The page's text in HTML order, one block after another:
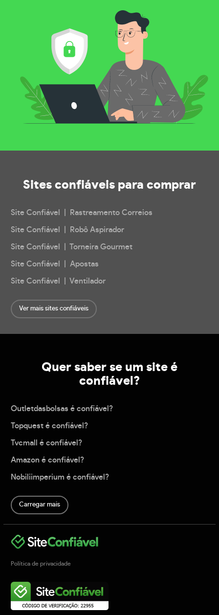
Sites confiáveis para comprar
Site Confiável | Rastreamento Correios
Site Confiável | Robô Aspirador
Site Confiável | Torneira Gourmet
Site Confiável | Apostas
Site Confiável | Ventilador
Ver mais sites confiáveis
Quer saber se um site é
confiável?
Outletdasbolsas é confiável?
Topquest é confiável?
Tvcmall é confiável?
Amazon é confiável?
Nobiliimperium é confiável?
Carregar mais
Política de privacidade